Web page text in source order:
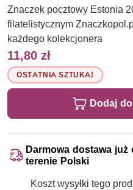
Znaczek pocztowy Estonia
filatelistycznym
każdego kolekcjonera
11,80 zł
OSTATNIA SZTUKA!
Dodaj
Darmowa dostawa już
terenie Polski
Koszt wysyłki tego